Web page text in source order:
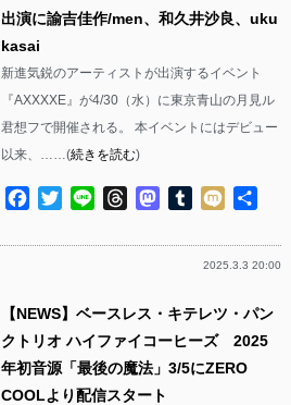
出演に諭吉佳作/men、和久井沙良、uku
kasai
新進気鋭のアーティストが出演するイベント
『AXXXXE』が4/30（水）に東京青山の月見ル
君想フで開催される。 本イベントにはデビュー
以来、……(続きを読む)
Facebook
TwitterLine ThreadsMastodon
Tumblr
Mixi
2025.3.3 20:00
【NEWS】ベースレス・キテレツ・パン
クトリオ ハイファイコーヒーズ 2025
年初音源「最後の魔法」3/5にZERO
COOLより配信スタート